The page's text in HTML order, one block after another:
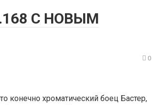
С НОВЫМ
0
конечно хроматический боец Бастер,